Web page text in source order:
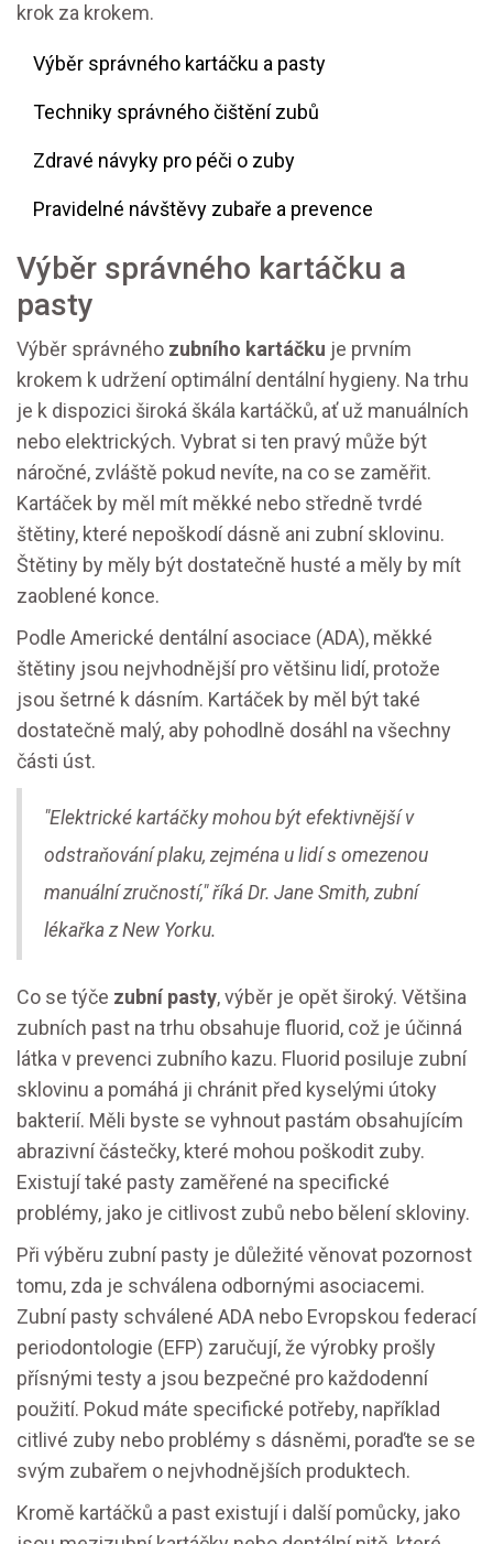
krok za krokem.
Výběr správného kartáčku a pasty
Techniky správného čištění zubů
Zdravé návyky pro péči o zuby
Pravidelné návštěvy zubaře a prevence
Výběr správného kartáčku a
pasty
Výběr správného zubního kartáčku je prvním
krokem k udržení optimální dentální hygieny. Na trhu
je k dispozici široká škála kartáčků, ať už manuálních
nebo elektrických. Vybrat si ten pravý může být
náročné, zvláště pokud nevíte, na co se zaměřit.
Kartáček by měl mít měkké nebo středně tvrdé
štětiny, které nepoškodí dásně ani zubní sklovinu.
Štětiny by měly být dostatečně husté a měly by mít
zaoblené konce.
Podle Americké dentální asociace (ADA), měkké
štětiny jsou nejvhodnější pro většinu lidí, protože
jsou šetrné k dásním. Kartáček by měl být také
dostatečně malý, aby pohodlně dosáhl na všechny
části úst.
"Elektrické kartáčky mohou být efektivnější v
odstraňování plaku, zejména u lidí s omezenou
manuální zručností," říká Dr. Jane Smith, zubní
lékařka z New Yorku.
Co se týče zubní pasty, výběr je opět široký. Většina
zubních past na trhu obsahuje fluorid, což je účinná
látka v prevenci zubního kazu. Fluorid posiluje zubní
sklovinu a pomáhá ji chránit před kyselými útoky
bakterií. Měli byste se vyhnout pastám obsahujícím
abrazivní částečky, které mohou poškodit zuby.
Existují také pasty zaměřené na specifické
problémy, jako je citlivost zubů nebo bělení skloviny.
Při výběru zubní pasty je důležité věnovat pozornost
tomu, zda je schválena odbornými asociacemi.
Zubní pasty schválené ADA nebo Evropskou federací
periodontologie (EFP) zaručují, že výrobky prošly
přísnými testy a jsou bezpečné pro každodenní
použití. Pokud máte specifické potřeby, například
citlivé zuby nebo problémy s dásněmi, poraďte se se
svým zubařem o nejvhodnějších produktech.
Kromě kartáčků a past existují i další pomůcky, jako